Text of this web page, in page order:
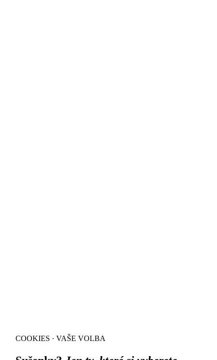
COOKIES · VAŠE VOLBA